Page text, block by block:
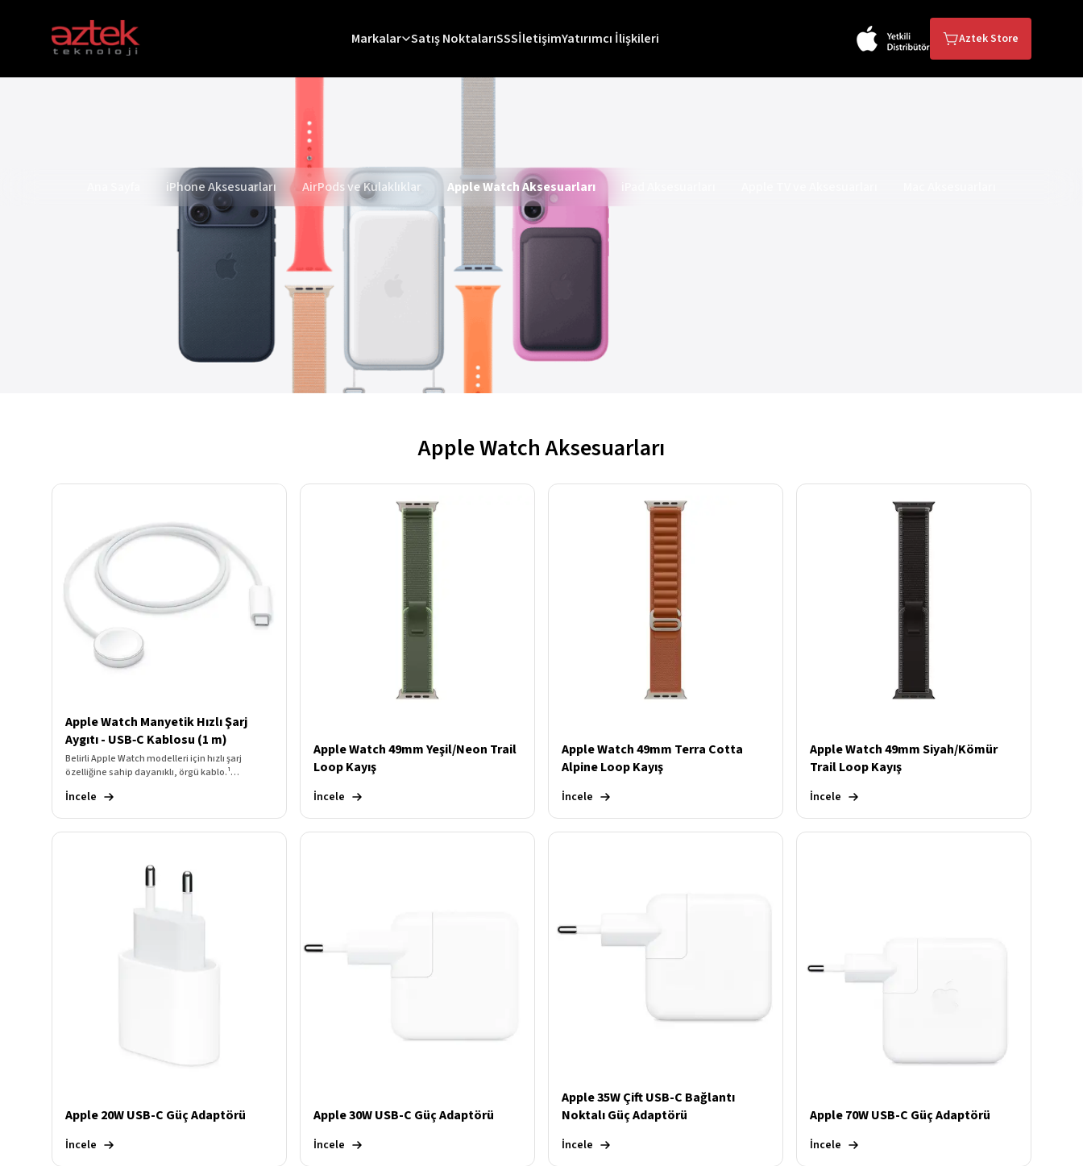
Markalar Satış NoktalarıSSSİletişimYatırımcı İlişkileri Aztek Store
iPhone Aksesuarları AirPods ve Kulaklıklar Apple Watch Aksesuarları
Apple Watch Aksesuarları
Apple Watch Manyetik Hızlı Şarj
Aygıtı - USB‑C Kablosu (1 m)
Belirli Apple Watch modelleri için hızlı şarj
özelliğine sahip dayanıklı, örgü kablo.¹
mıknatıslar sayesinde konnektör kendiliğinden
İncele
Apple Watch 49mm Yeşil/Neon Trail
Loop Kayış
İncele
Apple Watch 49mm Terra Cotta
Alpine Loop Kayış
İncele
Apple Watch 49mm Siyah/Kömür
Trail Loop Kayış
İncele
Apple 20W USB-C Güç Adaptörü
İncele
Apple 30W USB-C Güç Adaptörü
İncele
Apple 35W Çift USB-C Bağlantı
Noktalı Güç Adaptörü
İncele
Apple 70W USB-C Güç Adaptörü
İncele